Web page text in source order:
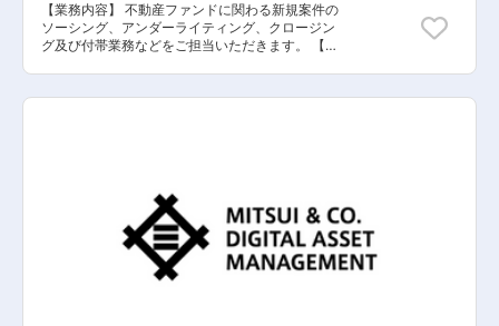
【業務内容】 不動産ファンドに関わる新規案件の
ソーシング、アンダーライティング、クロージン
グ及び付帯業務などをご担当いただきます。 【具
アクイジション及びクロージング業務 ■保有不動
専門性の高い私募リート・私募ファンドの運用を
おこなっております。物流施設やオフィスビルを
始めとして、様々なアセットタイプを対象とした
不動産アセットマネジメント事業を行っており、
投資家様のニーズに沿ったファンド企画・運用実